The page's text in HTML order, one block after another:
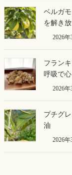
ベルガ
を解き
2026年
フラン
呼吸で
2026年
プチグ
油
2026年